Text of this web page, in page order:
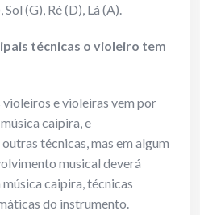
(G), Ré (D), Lá (A).
técnicas o violeiro tem
e violeiras vem por
caipira, e
técnicas, mas em algum
musical deverá
caipira, técnicas
do instrumento.